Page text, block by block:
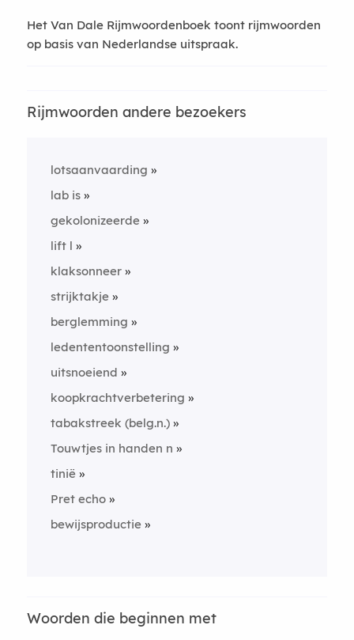
Het Van Dale Rijmwoordenboek toont rijmwoorden
op basis van Nederlandse uitspraak.
Rijmwoorden andere bezoekers
lotsaanvaarding
lab is
gekolonizeerde
lift l
klaksonneer
strijktakje
berglemming
ledententoonstelling
uitsnoeiend
koopkrachtverbetering
tabakstreek (belg.n.)
Touwtjes in handen n
tinië
Pret echo
bewijsproductie
Woorden die beginnen met